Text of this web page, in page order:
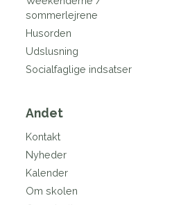
sommerlejrene
Husorden
Udslusning
Socialfaglige indsatser
Andet
Kontakt
Nyheder
Kalender
Om skolen